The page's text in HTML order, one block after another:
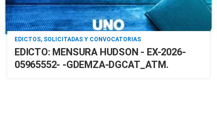
EDICTOS, SOLICITADAS Y CONVOCATORIAS
EDICTO: MENSURA HUDSON - EX-2026-
05965552- -GDEMZA-DGCAT_ATM.